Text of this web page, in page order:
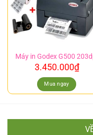
Máy in Godex G500
3.450.000₫
Mua ngay